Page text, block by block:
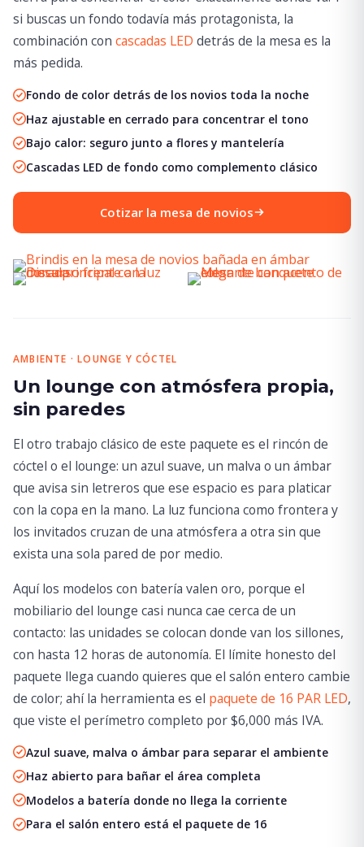
si buscas un fondo todavía más protagonista, la
combinación con cascadas LED detrás de la mesa es la
más pedida.
Fondo de color detrás de los novios toda la noche
Haz ajustable en cerrado para concentrar el tono
Bajo calor: seguro junto a flores y mantelería
Cascadas LED de fondo como complemento clásico
Cotizar la mesa de novios
AMBIENTE · LOUNGE Y CÓCTEL
Un lounge con atmósfera propia,
sin paredes
El otro trabajo clásico de este paquete es el rincón de
cóctel o el lounge: un azul suave, un malva o un ámbar
que avisa sin letreros que ese espacio es para platicar
con la copa en la mano. La luz funciona como frontera y
los invitados cruzan de una atmósfera a otra sin que
exista una sola pared de por medio.
Aquí los modelos con batería valen oro, porque el
mobiliario del lounge casi nunca cae cerca de un
contacto: las unidades se colocan donde van los sillones,
con hasta 12 horas de autonomía. El límite honesto del
paquete llega cuando quieres que el salón entero cambie
de color; ahí la herramienta es el paquete de 16 PAR LED,
que viste el perímetro completo por $6,000 más IVA.
Azul suave, malva o ámbar para separar el ambiente
Haz abierto para bañar el área completa
Modelos a batería donde no llega la corriente
Para el salón entero está el paquete de 16